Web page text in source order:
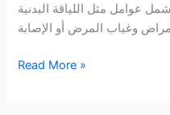
عوامل مثل اللياقة البدنية
ما
Read More »